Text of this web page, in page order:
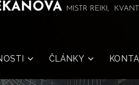
MISTR REIKI,
ČLÁNKY